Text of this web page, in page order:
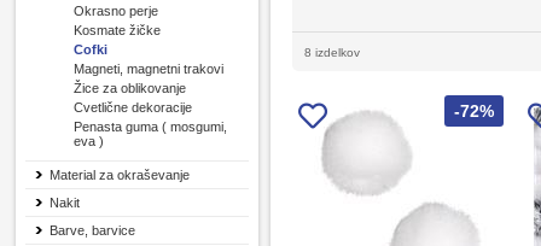
Okrasno perje
Kosmate žičke
Cofki
Magneti, magnetni trakovi
Žice za oblikovanje
Cvetlične dekoracije
Penasta guma ( mosgumi,
eva )
Material za okraševanje
Nakit
Barve, barvice
8 izdelkov
-72%